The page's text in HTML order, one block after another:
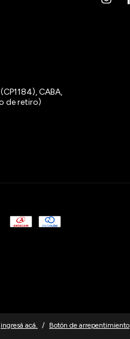
CABA,
de retiro)
ingresá acá. / Botón de arrepentimiento